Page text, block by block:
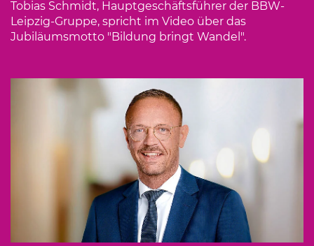
Tobias Schmidt, Hauptgeschäftsführer der BBW-
Leipzig-Gruppe, spricht im Video über das
Jubiläumsmotto "Bildung bringt Wandel".